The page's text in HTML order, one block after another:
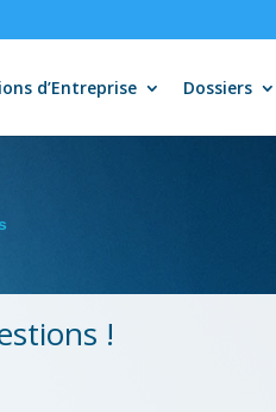
d’Entreprise Dossiers
!